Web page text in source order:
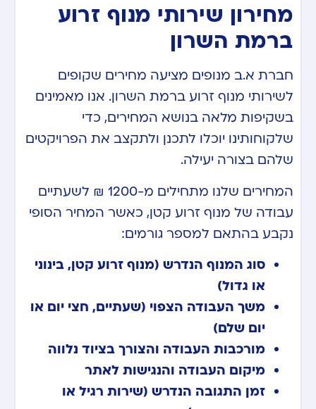
מחירון שירותי מנוף זרוע
ברמת השרון
חברת א.ב מנופים מציעה מחירים שקופים
לשירותי מנוף זרוע ברמת השרון. אנו מאמינים
בשקיפות מלאה בנושא המחירים, כדי
שלקוחותינו יוכלו לתכנן ולתקצב את הפרויקטים
שלהם בצורה יעילה.
המחירים שלנו מתחילים מ-1200 ₪ לשעתיים
עבודה של מנוף זרוע קטן, כאשר המחיר הסופי
נקבע בהתאם למספר גורמים:
סוג המנוף הנדרש (מנוף זרוע קטן, בינוני
או גדול)
משך העבודה הצפוי (שעתיים, חצי יום או
יום שלם)
מורכבות העבודה והצורך בציוד נלווה
מיקום העבודה והנגישות לאתר
זמן התגובה הנדרש (שירות רגיל או